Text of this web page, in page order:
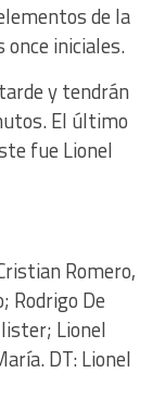
de la
once iniciales.
y tendrán
El último
fue Lionel
Romero,
Rodrigo De
Lionel
DT: Lionel